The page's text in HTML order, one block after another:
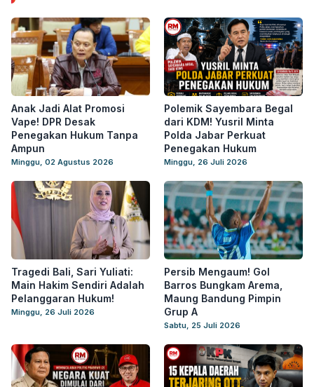
Anak Jadi Alat Promosi
Vape! DPR Desak
Penegakan Hukum Tanpa
Ampun
Minggu, 02 Agustus 2026
Polemik Sayembara Begal
dari KDM! Yusril Minta
Polda Jabar Perkuat
Penegakan Hukum
Minggu, 26 Juli 2026
Tragedi Bali, Sari Yuliati:
Main Hakim Sendiri Adalah
Pelanggaran Hukum!
Minggu, 26 Juli 2026
Persib Mengaum! Gol
Barros Bungkam Arema,
Maung Bandung Pimpin
Grup A
Sabtu, 25 Juli 2026